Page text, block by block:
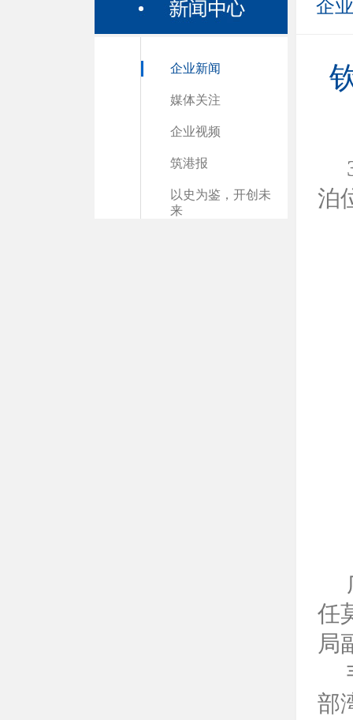
企业新闻
媒体关注
企业视频
筑港报
以史为鉴，开创未
来
企
泊
任
局
部